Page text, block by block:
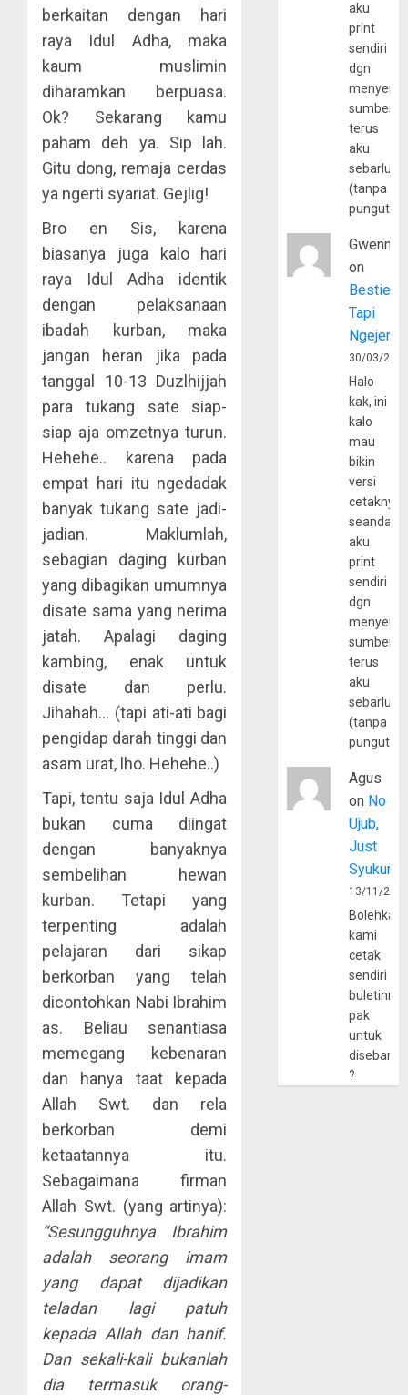
berkaitan dengan hari
raya Idul Adha, maka
kaum muslimin
diharamkan berpuasa.
Ok? Sekarang kamu
paham deh ya. Sip lah.
Gitu dong, remaja cerdas
ya ngerti syariat. Gejlig!
Bro en Sis, karena
biasanya juga kalo hari
raya Idul Adha identik
dengan pelaksanaan
ibadah kurban, maka
jangan heran jika pada
tanggal 10-13 Duzlhijjah
para tukang sate siap-
siap aja omzetnya turun.
Hehehe.. karena pada
empat hari itu ngedadak
banyak tukang sate jadi-
jadian. Maklumlah,
sebagian daging kurban
yang dibagikan umumnya
disate sama yang nerima
jatah. Apalagi daging
kambing, enak untuk
disate dan perlu.
Jihahah… (tapi ati-ati bagi
pengidap darah tinggi dan
asam urat, lho. Hehehe..)
Tapi, tentu saja Idul Adha
bukan cuma diingat
dengan banyaknya
sembelihan hewan
kurban. Tetapi yang
terpenting adalah
pelajaran dari sikap
berkorban yang telah
dicontohkan Nabi Ibrahim
as. Beliau senantiasa
memegang kebenaran
dan hanya taat kepada
Allah Swt. dan rela
berkorban demi
ketaatannya itu.
Sebagaimana firman
Allah Swt. (yang artinya):
“Sesungguhnya Ibrahim
adalah seorang imam
yang dapat dijadikan
teladan lagi patuh
kepada Allah dan hanif.
Dan sekali-kali bukanlah
dia termasuk orang-
aku
print
sendiri
dgn
sumber
terus
aku
(tanpa
Gwenny
on
Bestie
Tapi
30/03/
Halo
kak, ini
kalo
mau
bikin
versi
cetaknya
aku
print
sendiri
dgn
sumber
terus
aku
(tanpa
Agus
on No
Ujub,
Just
Syukur
13/11/
Bolehkah
kami
cetak
sendiri
pak
untuk
?